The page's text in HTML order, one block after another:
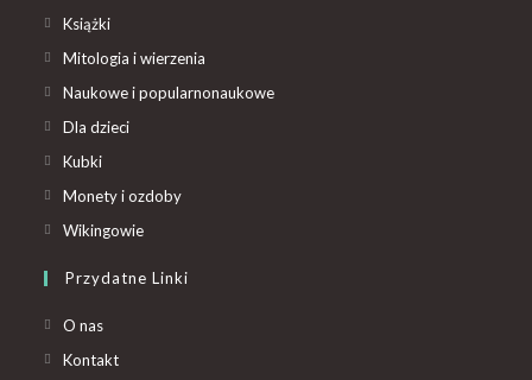
Książki
Mitologia i wierzenia
Naukowe i popularnonaukowe
Dla dzieci
Kubki
Monety i ozdoby
Wikingowie
Przydatne Linki
O nas
Kontakt